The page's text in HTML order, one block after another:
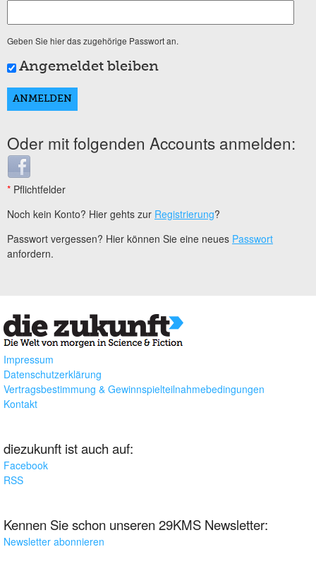
Geben Sie hier das zugehörige Passwort an.
Angemeldet bleiben
Oder mit folgenden Accounts anmelden:
Login with Facebook
* Pflichtfelder
Noch kein Konto? Hier gehts zur Registrierung?
Passwort vergessen? Hier können Sie eine neues Passwort
anfordern.
Impressum
Datenschutzerklärung
Vertragsbestimmung & Gewinnspielteilnahmebedingungen
Kontakt
diezukunft ist auch auf:
Facebook
RSS
Kennen Sie schon unseren 29KMS Newsletter:
Newsletter abonnieren